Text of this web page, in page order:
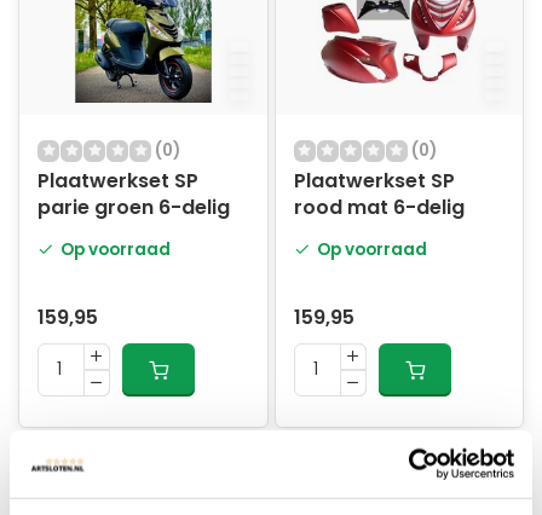
(0)
Plaatwerkset SP
parie groen 6-delig
Op voorraad
159,95
(0)
Plaatwerkset SP
rood mat 6-delig
Op voorraad
159,95